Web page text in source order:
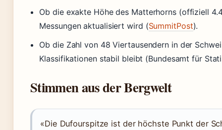
Ob die exakte Höhe des Matterhorns (offiziell
Messungen aktualisiert wird (SummitPost).
Ob die Zahl von 48 Viertausendern in der
Klassifikationen stabil bleibt (Bundesamt für
Stimmen aus der Bergwelt
«Die Dufourspitze ist der höchste Punkt der